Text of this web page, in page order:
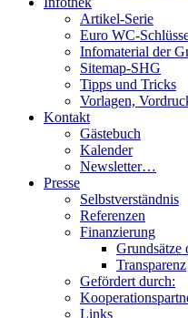
Artikel-Serie
Euro WC-
Infomaterial der
Sitemap-SHG
Tipps und Tricks
Vorlagen,
Kontakt
Gästebuch
Kalender
Newsletter…
Presse
Selbstverständnis
Referenzen
Finanzierung
Grundsätze
Transparenz
Gefördert durch:
Links